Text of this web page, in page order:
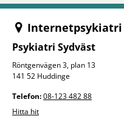
Internetpsykiatri
Psykiatri Sydväst
Röntgenvägen 3, plan 13
141 52 Huddinge
Telefon:08-123 482 88
Hitta hit